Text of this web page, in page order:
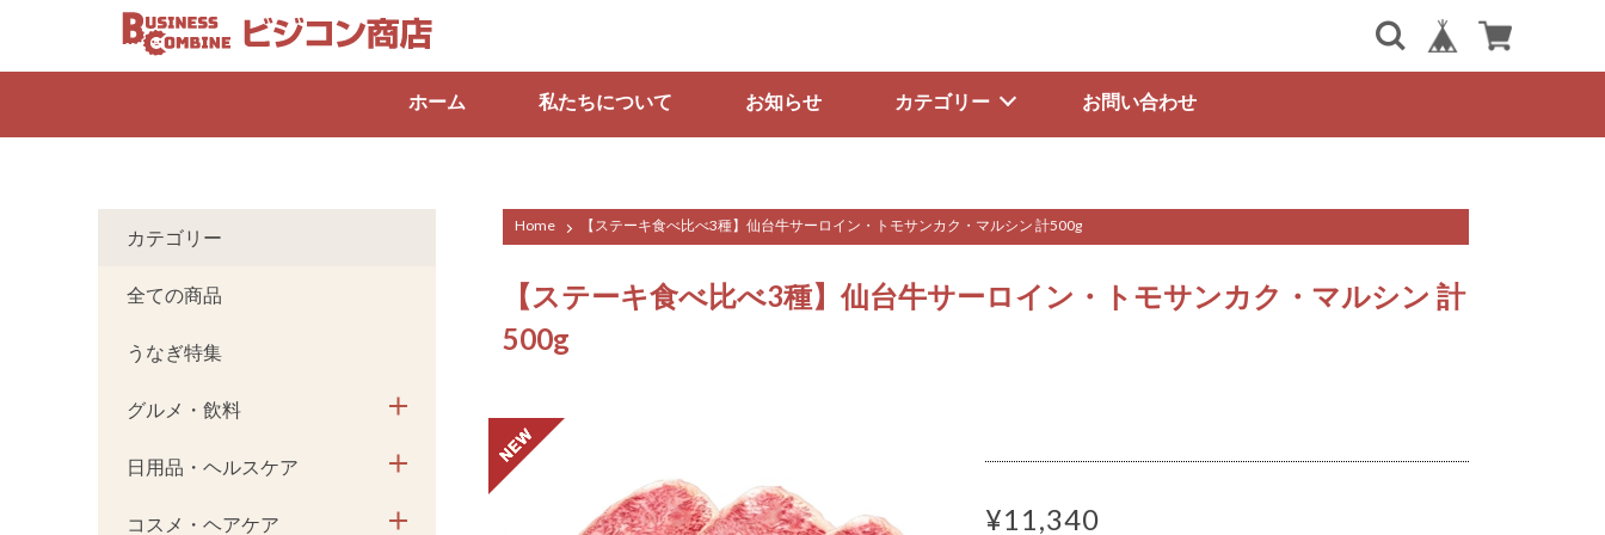
ホーム 私たちについて お知らせ カテゴリー お問い合わせ
Home 【ステーキ食べ比べ3種】仙台牛サーロイン・トモサンカク・マルシン 計500g
【ステーキ食べ比べ3種】仙台牛サーロイン・トモサンカク・マルシン 計
500g
¥11,340
カテゴリー
全ての商品
うなぎ特集
グルメ・飲料
日用品・ヘルスケア
コスメ・ヘアケア